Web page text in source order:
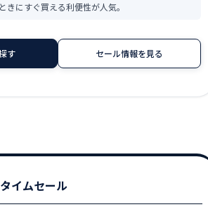
きにすぐ買える利便性が人気。
す セール情報を見る
イムセール